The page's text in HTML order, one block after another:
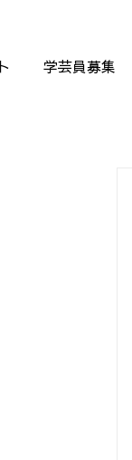
学芸員募集